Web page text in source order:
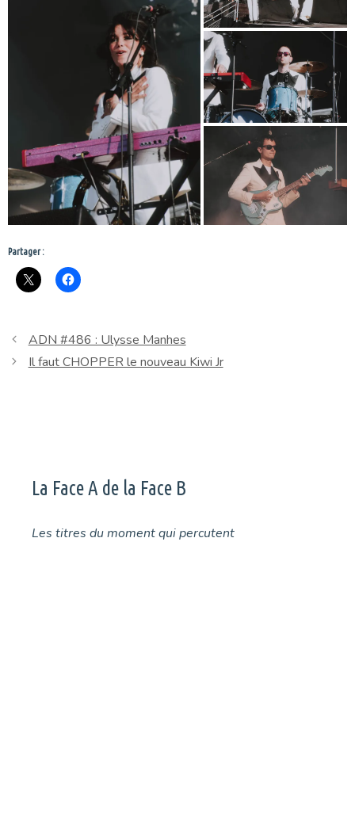
Partager :
ADN #486 : Ulysse Manhes
Il faut CHOPPER le nouveau Kiwi Jr
La Face A de la Face B
Les titres du moment qui percutent